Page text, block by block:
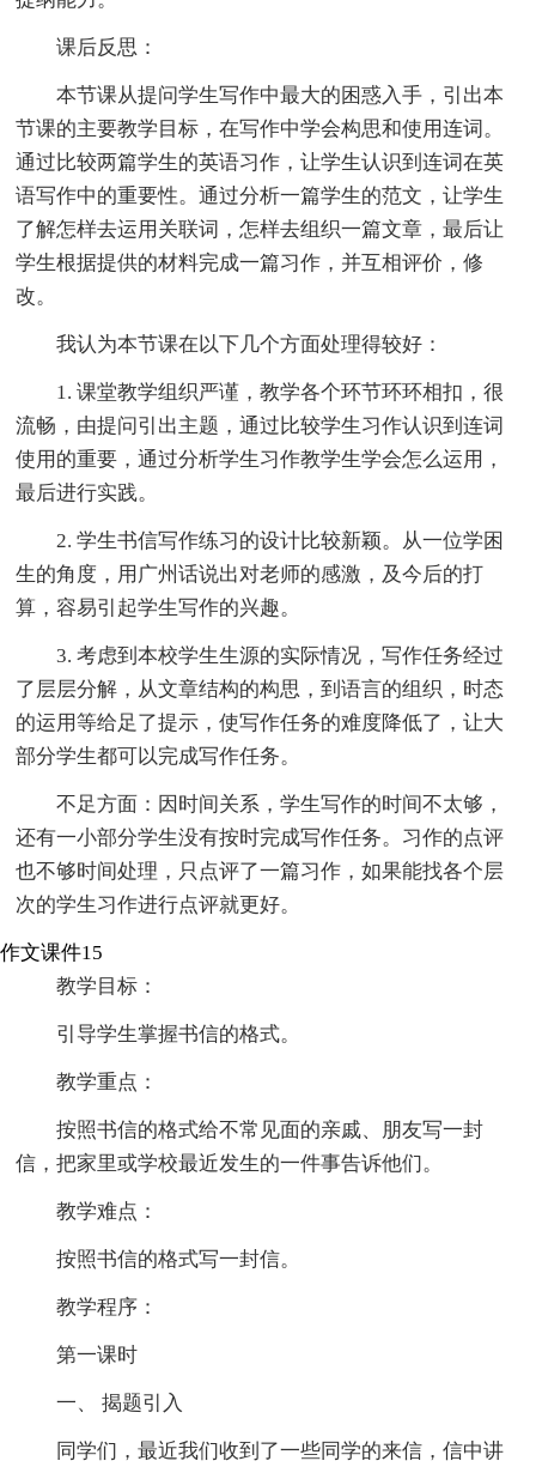
课后反思：
本节课从提问学生写作中最大的困惑入手，引出本
节课的主要教学目标，在写作中学会构思和使用连词。
通过比较两篇学生的英语习作，让学生认识到连词在英
语写作中的重要性。通过分析一篇学生的范文，让学生
了解怎样去运用关联词，怎样去组织一篇文章，最后让
学生根据提供的材料完成一篇习作，并互相评价，修
改。
我认为本节课在以下几个方面处理得较好：
1. 课堂教学组织严谨，教学各个环节环环相扣，很
流畅，由提问引出主题，通过比较学生习作认识到连词
使用的重要，通过分析学生习作教学生学会怎么运用，
最后进行实践。
2. 学生书信写作练习的设计比较新颖。从一位学困
生的角度，用广州话说出对老师的感激，及今后的打
算，容易引起学生写作的兴趣。
3. 考虑到本校学生生源的实际情况，写作任务经过
了层层分解，从文章结构的构思，到语言的组织，时态
的运用等给足了提示，使写作任务的难度降低了，让大
部分学生都可以完成写作任务。
不足方面：因时间关系，学生写作的时间不太够，
还有一小部分学生没有按时完成写作任务。习作的点评
也不够时间处理，只点评了一篇习作，如果能找各个层
次的学生习作进行点评就更好。
作文课件15
教学目标：
引导学生掌握书信的格式。
教学重点：
按照书信的格式给不常见面的亲戚、朋友写一封
信，把家里或学校最近发生的一件事告诉他们。
教学难点：
按照书信的格式写一封信。
教学程序：
第一课时
一、 揭题引入
同学们，最近我们收到了一些同学的来信，信中讲